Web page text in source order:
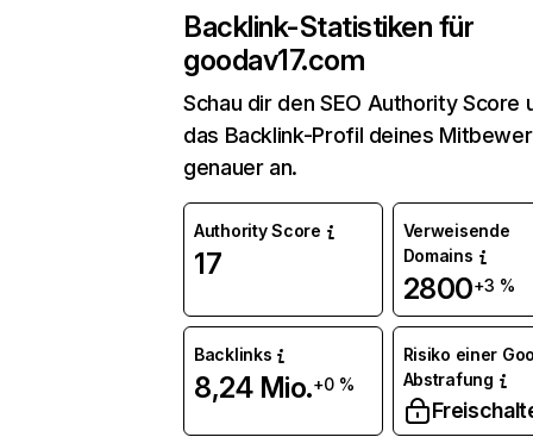
Backlink-Statistiken für
goodav17.com
Schau dir den SEO Authority Score
das Backlink-Profil deines
genauer an.
Authority Score
17
Verweisende
Domains
2800+3 %
Backlinks
8,24 Mio.+0 %
Risiko einer
Abstrafung